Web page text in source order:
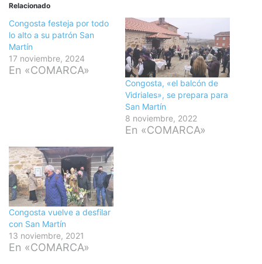
Relacionado
Congosta festeja por todo
lo alto a su patrón San
Martín
17 noviembre, 2024
En «COMARCA»
Congosta, «el balcón de
Vidriales», se prepara para
San Martín
8 noviembre, 2022
En «COMARCA»
Congosta vuelve a desfilar
con San Martín
13 noviembre, 2021
En «COMARCA»